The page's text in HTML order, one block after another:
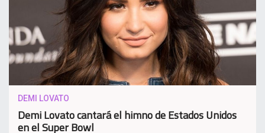
DEMI LOVATO
Demi Lovato cantará el himno de Estados Unidos
en el Super Bowl